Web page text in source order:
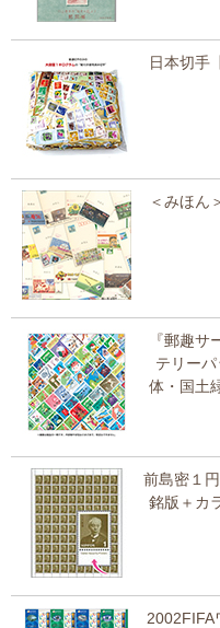
日本切手
＜みほん
『郵趣
テリー
体・国土
前島密１
銘版＋カ
2002FIFA